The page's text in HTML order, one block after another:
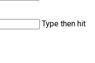
Type then hit